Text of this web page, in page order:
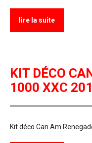
lire la suite
KIT DÉCO
1000 XXC
Kit déco Can Am